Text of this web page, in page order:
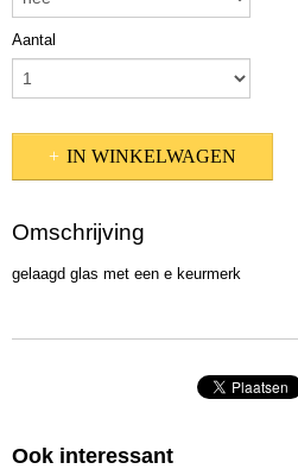
Aantal
IN WINKELWAGEN
Omschrijving
gelaagd glas met een e keurmerk
Ook interessant